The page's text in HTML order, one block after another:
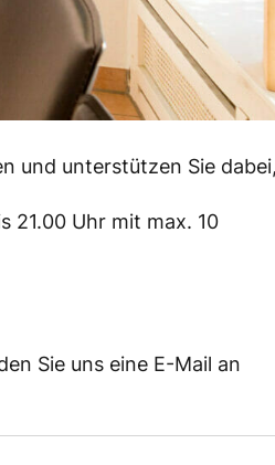
und unterstützen Sie
21.00 Uhr mit max. 10
Sie uns eine E-Mail an